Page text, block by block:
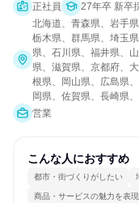
正社員
27年卒 新卒
北海道、青森県、岩手
栃木県、群馬県、埼玉
県、石川県、福井県、
県、滋賀県、京都府、
根県、岡山県、広島県
岡県、佐賀県、長崎県
営業
こんな人におすすめ
都市・街づくりがしたい
商品・サービスの魅力を表